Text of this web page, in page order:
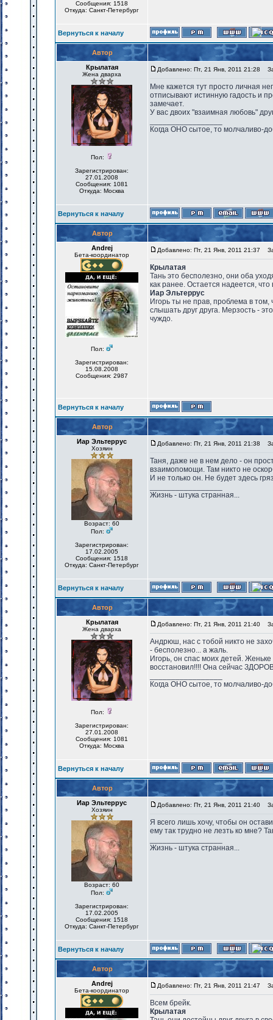
Сообщения: 1518
Откуда: Санкт-Петербург
Вернуться к началу
Автор
Крылатая
Жена дварха
Пол:
Зарегистрирован:
27.01.2008
Сообщения: 1081
Откуда: Москва
Добавлено: Пт, 21 Янв, 2011 21:28
Мне кажется тут просто личная
отписывают истинную гадость и
замечает.
У вас двоих "взаимная любовь"
Когда ОНО сытое, то молчаливо-
Вернуться к началу
Автор
Andrej
Бета-координатор
Пол:
Зарегистрирован:
15.08.2008
Сообщения: 2987
Добавлено: Пт, 21 Янв, 2011 21:37
Крылатая
Тань это бесполезно, они оба
как ранее. Остается надеется, что
Иар Эльтеррус
Игорь ты не прав, проблема в
слышать друг друга. Мерзость -
чуждо.
Вернуться к началу
Автор
Иар Эльтеррус
Хозяин
Возраст: 60
Пол:
Зарегистрирован:
17.02.2005
Сообщения: 1518
Откуда: Санкт-Петербург
Добавлено: Пт, 21 Янв, 2011 21:38
Таня, даже не в нем дело - он
взаимопомощи. Там никто не
И не только он. Не будет здесь
Жизнь - штука странная...
Вернуться к началу
Автор
Крылатая
Жена дварха
Пол:
Зарегистрирован:
27.01.2008
Сообщения: 1081
Откуда: Москва
Добавлено: Пт, 21 Янв, 2011 21:40
Андрюш, нас с тобой никто не
- бесполезно... а жаль.
Игорь, он спас моих детей.
восстановил!!!! Она сейчас
Когда ОНО сытое, то молчаливо-
Вернуться к началу
Автор
Иар Эльтеррус
Хозяин
Возраст: 60
Пол:
Зарегистрирован:
17.02.2005
Сообщения: 1518
Откуда: Санкт-Петербург
Добавлено: Пт, 21 Янв, 2011 21:40
Я всего лишь хочу, чтобы он
ему так трудно не лезть ко мне?
Жизнь - штука странная...
Вернуться к началу
Автор
Andrej
Бета-координатор
Добавлено: Пт, 21 Янв, 2011 21:47
Всем брейк.
Крылатая